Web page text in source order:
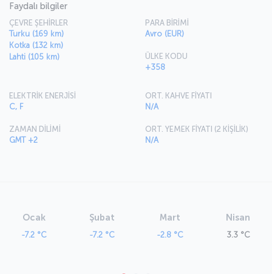
Faydalı bilgiler
ÇEVRE ŞEHİRLER
Turku (169 km)
Kotka (132 km)
Lahti (105 km)
PARA BİRİMİ
Avro (EUR)
ÜLKE KODU
+358
ELEKTRİK ENERJİSİ
C, F
ZAMAN DİLİMİ
GMT +2
ORT. KAHVE FİYATI
N/A
ORT. YEMEK FİYATI (2 KİŞİLİK)
N/A
Ocak
-7.2 °C
Şubat
-7.2 °C
Mart
-2.8 °C
Nisan
3.3 °C